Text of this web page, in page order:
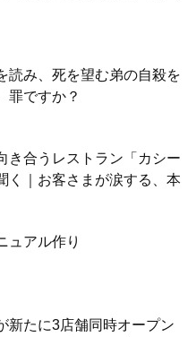
読み、死を望む弟の自殺を
罪ですか？
き合うレストラン「カシー
く｜お客さまが涙する、本
ュアル作り
新たに3店舗同時オープン